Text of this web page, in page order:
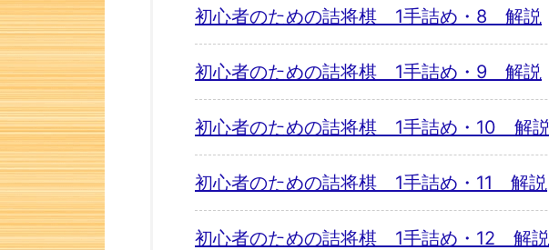
初心者のための詰将棋 1手詰め・8 解説
初心者のための詰将棋 1手詰め・9 解説
初心者のための詰将棋 1手詰め・10 解説
初心者のための詰将棋 1手詰め・11 解説
初心者のための詰将棋 1手詰め・12 解説